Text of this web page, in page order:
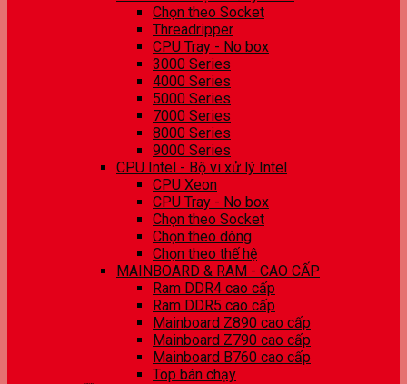
Chọn theo Socket
Threadripper
CPU Tray - No box
3000 Series
4000 Series
5000 Series
7000 Series
8000 Series
9000 Series
CPU Intel - Bộ vi xử lý Intel
CPU Xeon
CPU Tray - No box
Chọn theo Socket
Chọn theo dòng
Chọn theo thế hệ
MAINBOARD & RAM - CAO CẤP
Ram DDR4 cao cấp
Ram DDR5 cao cấp
Mainboard Z890 cao cấp
Mainboard Z790 cao cấp
Mainboard B760 cao cấp
Top bán chạy